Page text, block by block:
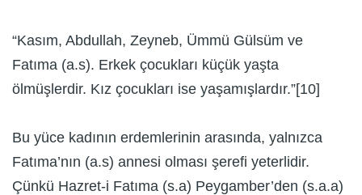
“Kasım, Abdullah, Zeyneb, Ümmü Gülsüm ve
Fatıma (a.s). Erkek çocukları küçük yaşta
ölmüşlerdir. Kız çocukları ise yaşamışlardır.”[10]
Bu yüce kadının erdemlerinin arasında, yalnızca
Fatıma’nın (a.s) annesi olması şerefi yeterlidir.
Çünkü Hazret-i Fatıma (s.a) Peygamber’den (s.a.a)